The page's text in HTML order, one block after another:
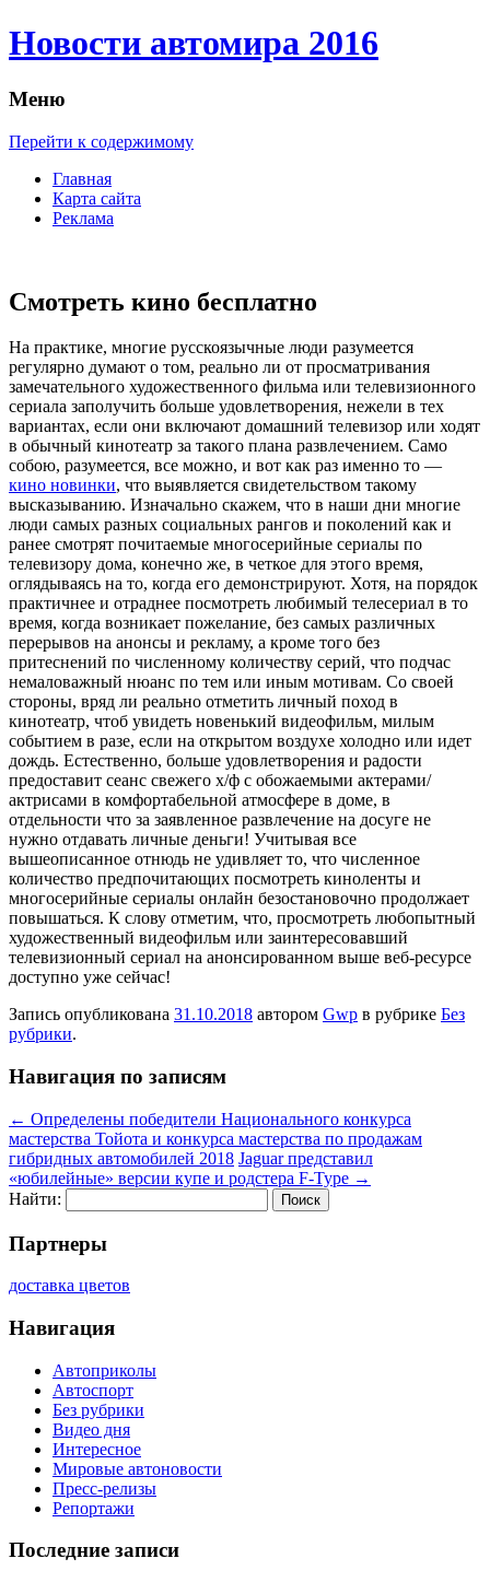
Новости автомира 2016
Меню
Перейти к содержимому
Главная
Карта сайта
Реклама
Cмотреть кино бесплатно
Нa прaктикe, многие русскоязычные люди разумеется
регулярно думают о том, реально ли от просматривания
замечательного художественного фильма или телевизионного
сериала заполучить больше удовлетворения, нежели в тех
вариантах, если они включают домашний телевизор или ходят
в обычный кинотеатр за такого плана развлечением. Само
собою, разумеется, все можно, и вот как раз именно то —
кино новинки, что выявляется свидетельством такому
высказыванию. Изначально скажем, что в наши дни многие
люди самых разных социальных рангов и поколений как и
ранее смотрят почитаемые многосерийные сериалы по
телевизору дома, конечно же, в четкое для этого время,
оглядываясь на то, когда его демонстрируют. Хотя, на порядок
практичнее и отраднее посмотреть любимый телесериал в то
время, когда возникает пожелание, без самых различных
перерывов на анонсы и рекламу, а кроме того без
притеснений по численному количеству серий, что подчас
немаловажный нюанс по тем или иным мотивам. Со своей
стороны, вряд ли реально отметить личный поход в
кинотеатр, чтоб увидеть новенький видеофильм, милым
событием в разе, если на открытом воздухе холодно или идет
дождь. Естественно, больше удовлетворения и радости
предоставит сеанс свежего х/ф с обожаемыми актерами/
актрисами в комфортабельной атмосфере в доме, в
отдельности что за заявленное развлечение на досуге не
нужно отдавать личные деньги! Учитывая все
вышеописанное отнюдь не удивляет то, что численное
количество предпочитающих посмотреть киноленты и
многосерийные сериалы онлайн безостановочно продолжает
повышаться. К слову отметим, что, просмотреть любопытный
художественный видеофильм или заинтересовавший
телевизионный сериал на анонсированном выше веб-ресурсе
доступно уже сейчас!
Запись опубликована 31.10.2018 автором Gwp в рубрике Без
рубрики.
Навигация по записям
← Определены победители Национального конкурса
мастерства Тойота и конкурса мастерства по продажам
гибридных автомобилей 2018 Jaguar представил
«юбилейные» версии купе и родстера F-Type →
Найти:
Партнеры
доставка цветов
Навигация
Автоприколы
Автоспорт
Без рубрики
Видео дня
Интересное
Мировые автоновости
Пресс-релизы
Репортажи
Последние записи